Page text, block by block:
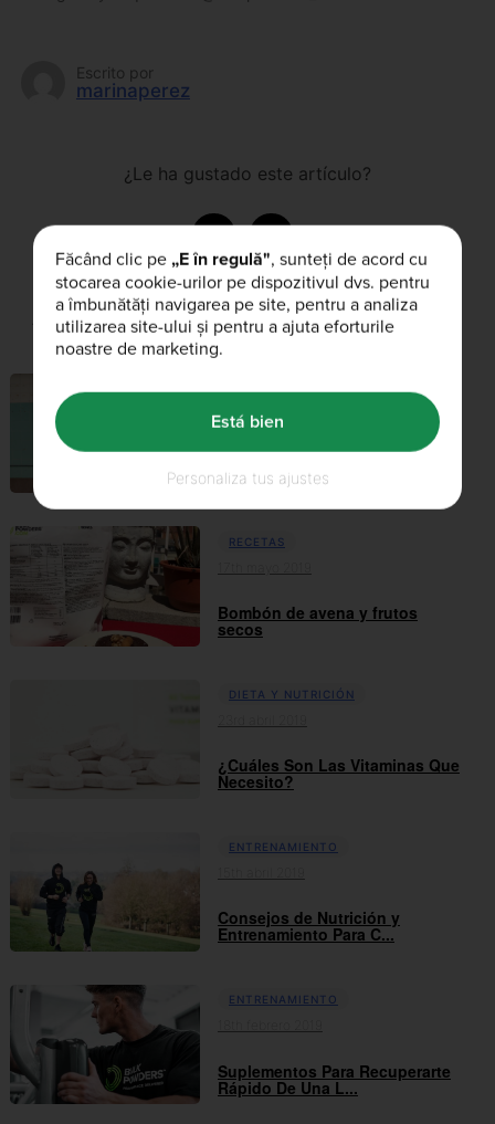
Escrito por
marinaperez
¿Le ha gustado este artículo?
Artículos relacionados
BULK™ NEWS
03rd enero 2021
RECETAS
Bombón de avena y frutos
secos
DIETA Y NUTRICIÓN
¿Cuáles Son Las Vitaminas Que
Necesito?
ENTRENAMIENTO
Consejos de Nutrición y
Entrenamiento Para C...
ENTRENAMIENTO
Suplementos Para Recuperarte
Rápido De Una L...
Făcând clic pe „E în regulă", sunteți de acord cu
stocarea cookie-urilor pe dispozitivul dvs. pentru
a îmbunătăți navigarea pe site, pentru a analiza
utilizarea site-ului și pentru a ajuta eforturile
noastre de marketing.
Personaliza tus ajustes
Está bien